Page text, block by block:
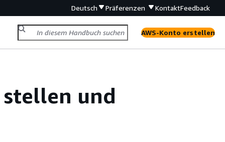
Deutsch Präferenzen KontaktFeedback
AWS-Konto erstellen
und